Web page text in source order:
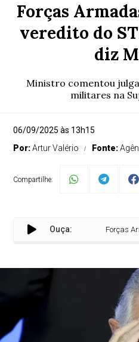
Forças
veredito do
diz
Ministro comentou
militares na
06/09/2025 às 13h15
Por:Artur Valério Fonte:
Compartilhe:
Ouça: Forças